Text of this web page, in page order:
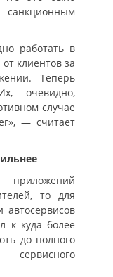
работать в
клиентов за
Теперь
очевидно,
случае
— считает
приложений
то для
к куда более
до полного